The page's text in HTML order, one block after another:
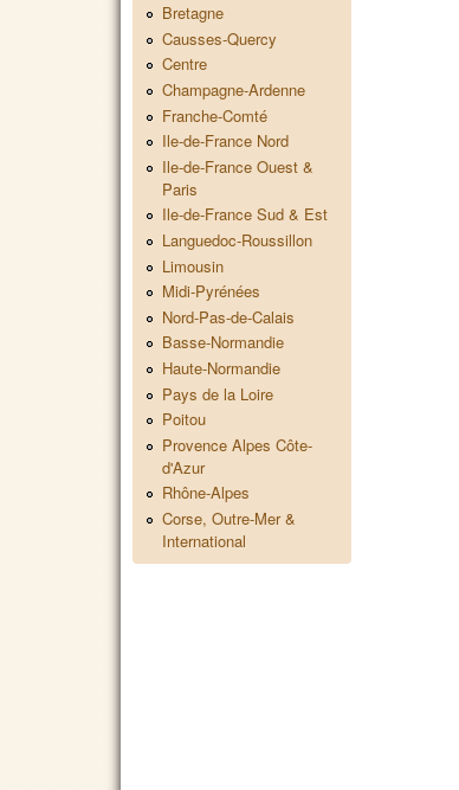
Bretagne
Causses-Quercy
Centre
Champagne-Ardenne
Franche-Comté
Ile-de-France Nord
Ile-de-France Ouest &
Paris
Ile-de-France Sud & Est
Languedoc-Roussillon
Limousin
Midi-Pyrénées
Nord-Pas-de-Calais
Basse-Normandie
Haute-Normandie
Pays de la Loire
Poitou
Provence Alpes Côte-
d'Azur
Rhône-Alpes
Corse, Outre-Mer &
International